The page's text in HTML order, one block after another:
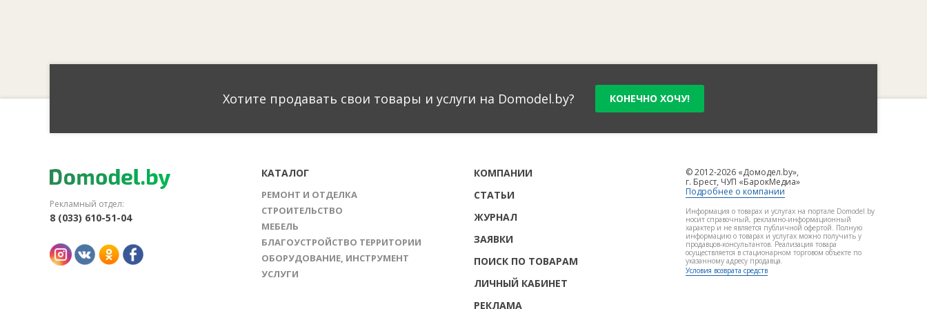
Хотите продавать свои товары и услуги на Domodel.by? КОНЕЧНО ХОЧУ!
Рекламный отдел:
8 (033) 610-51-04
КАТАЛОГ
РЕМОНТ И ОТДЕЛКА
СТРОИТЕЛЬСТВО
МЕБЕЛЬ
БЛАГОУСТРОЙСТВО ТЕРРИТОРИИ
ОБОРУДОВАНИЕ, ИНСТРУМЕНТ
УСЛУГИ
КОМПАНИИ
СТАТЬИ
ЖУРНАЛ
ЗАЯВКИ
ПОИСК ПО ТОВАРАМ
ЛИЧНЫЙ КАБИНЕТ
РЕКЛАМА
© 2012-2026 «Домодел.by»,
г. Брест, ЧУП «БарокМедиа»
Подробнее о компании
Информация о товарах и услугах на портале Domodel.by
носит справочный, рекламно-информационный
характер и не является публичной офертой. Полную
информацию о товарах и услугах можно получить у
продавцов-консультантов. Реализация товара
осуществляется в стационарном торговом объекте по
указанному адресу продавца.
Условия возврата средств